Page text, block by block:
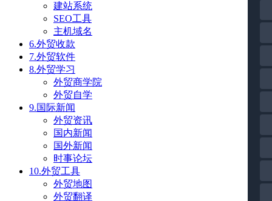
建站系统
SEO工具
主机域名
6.外贸收款
7.外贸软件
8.外贸学习
外贸商学院
外贸自学
9.国际新闻
外贸资讯
国内新闻
国外新闻
时事论坛
10.外贸工具
外贸地图
外贸翻译